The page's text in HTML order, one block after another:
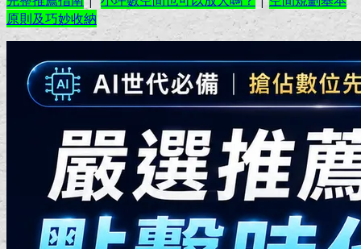
原則及巧妙收納